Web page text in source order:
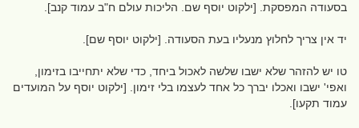
בסעודה המפסקת. [ילקוט יוסף שם. הליכות עולם ח"ב עמוד קנב].
יד אין צריך לחלוץ מנעליו בעת הסעודה. [ילקוט יוסף שם].
טו יש להזהר שלא ישבו שלשה לאכול ביחד, כדי שלא יתחייבו בזימון,
ואפי' ישבו ואכלו יברך כל אחד לעצמו בלי זימון. [ילקוט יוסף על המועדים
עמוד תקעו].